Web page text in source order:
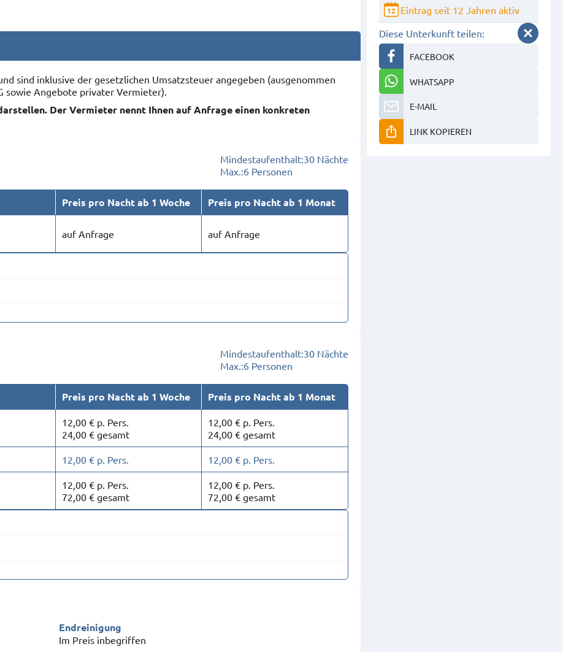
sind inklusive der gesetzlichen Umsatzsteuer angegeben (ausgenommen
sowie Angebote privater Vermieter).
Der Vermieter nennt Ihnen auf Anfrage einen konkreten
Mindestaufenthalt:30 Nächte
Max.:6 Personen
Preis pro Nacht ab 1 Woche Preis pro Nacht ab 1 Monat
auf Anfrage auf Anfrage
Mindestaufenthalt:30 Nächte
Max.:6 Personen
Preis pro Nacht ab 1 Woche Preis pro Nacht ab 1 Monat
12,00 € p. Pers.
24,00 € gesamt
12,00 € p. Pers.
24,00 € gesamt
12,00 € p. Pers. 12,00 € p. Pers.
12,00 € p. Pers.
72,00 € gesamt
12,00 € p. Pers.
72,00 € gesamt
Endreinigung
Im Preis inbegriffen
12
Eintrag seit 12 Jahren aktiv
Diese Unterkunft teilen:
FACEBOOK
WHATSAPP
E-MAIL
LINK KOPIEREN